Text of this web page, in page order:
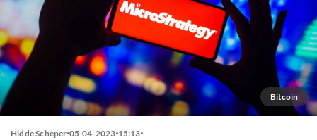
Bitcoin
Hidde Scheper 05-04-2023 15:13